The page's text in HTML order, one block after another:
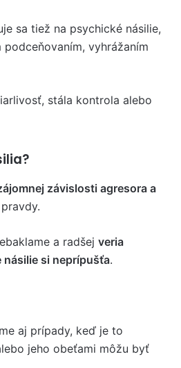
sa tiež na psychické násilie,
podceňovaním, vyhrážaním
stála kontrola alebo
závislosti agresora a
a radšej veria
násilie si neprípušťa.
aj prípady, keď je to
jeho obeťami môžu byť